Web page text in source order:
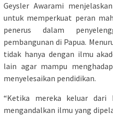
Geysler Awarami
untuk memperkuat peran
penerus dalam
pembangunan di Papua.
tidak hanya dengan ilmu
lain agar mampu
menyelesaikan pendidikan.
“Ketika mereka keluar dari
mengandalkan ilmu yang